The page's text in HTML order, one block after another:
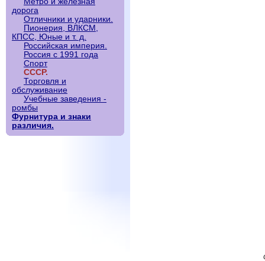
дорога
Отличники и ударники.
Пионерия, ВЛКСМ,
КПСС, Юные и т. д.
Российская империя.
Россия с 1991 года
Спорт
СССР.
Торговля и
обслуживание
Учебные заведения -
ромбы
Фурнитура и знаки
различия.